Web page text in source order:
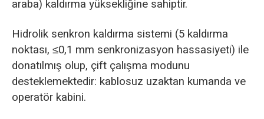
araba) kaldırma yüksekliğine sahiptir.
Hidrolik senkron kaldırma sistemi (5 kaldırma
noktası, ≤0,1 mm senkronizasyon hassasiyeti) ile
donatılmış olup, çift çalışma modunu
desteklemektedir: kablosuz uzaktan kumanda ve
operatör kabini.